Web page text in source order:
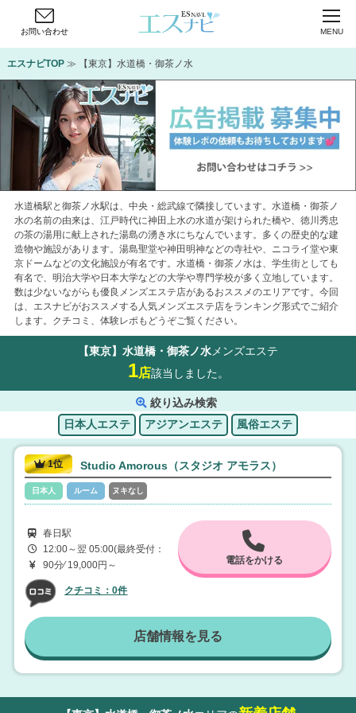
お問い合わせ MENU
エスナビTOP ≫ 【東京】水道橋・御茶ノ水
水道橋駅と御茶ノ水駅は、中央・総武線で隣接しています。水道橋・御茶ノ
水の名前の由来は、江戸時代に神田上水の水道が架けられた橋や、徳川秀忠
の茶の湯用に献上された湯島の湧き水にちなんでいます。多くの歴史的な建
造物や施設があります。湯島聖堂や神田明神などの寺社や、ニコライ堂や東
京ドームなどの文化施設が有名です。水道橋・御茶ノ水は、学生街としても
有名で、明治大学や日本大学などの大学や専門学校が多く立地しています。
数は少ないながらも優良メンズエステ店があるおススメのエリアです。今回
は、エスナビがおススメする人気メンズエステ店をランキング形式でご紹介
します。クチコミ、体験レポもどうぞご覧ください。
【東京】水道橋・御茶ノ水 メンズエステ
1店該当しました。
絞り込み検索
1位 Studio Amorous（スタジオ アモラス）
日本人 ルーム ヌキなし
春日駅
12:00～翌 05:00(最終受付：
翌1:00)
90分⁄ 19,000円～ 電話をかける
クチコミ：0件
店舗情報を見る